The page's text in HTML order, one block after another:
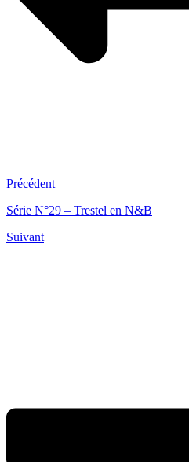
Précédent
Série N°29 – Trestel en N&B
Suivant